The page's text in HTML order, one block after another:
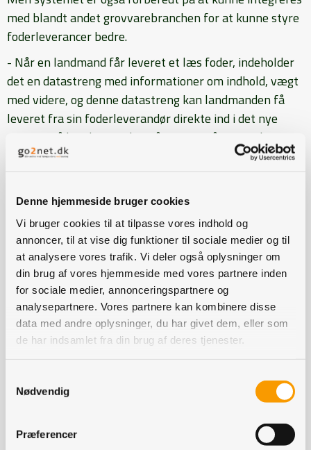
Denne hjemmeside bruger cookies
Vi bruger cookies til at tilpasse vores indhold og
annoncer, til at vise dig funktioner til sociale medier og til
at analysere vores trafik. Vi deler også oplysninger om
din brug af vores hjemmeside med vores partnere inden
for sociale medier, annonceringspartnere og
analysepartnere. Vores partnere kan kombinere disse
data med andre oplysninger, du har givet dem, eller som
de har indsamlet fra din brug af deres tjenester.
Nødvendig
Præferencer
med blandt andet grovvarebranchen for at kunne styre
foderleverancer bedre.
- Når en landmand får leveret et læs foder, indeholder
det en datastreng med informationer om indhold, vægt
med videre, og denne datastreng kan landmanden få
leveret fra sin foderleverandør direkte ind i det nye
system, så han kan se den på sin app på smartphonen.
Dermed har landmanden alle data på foderlæsset, siger
Ivan Baadsgaard til Grovvarenyt.
Har landmanden samtidig et farm management
system, der også samarbejde med Grainit, vil
landmanden kunne følge forbruget af foder og dermed
også i god tid vil kunne bestille nyt foder inden siloen
tømmes.
Ivan Baadsgaard har allerede aftaler med nogle
grovvarevirksomheder om levering af data, men han
har aftalt, at navne holdes lidt tæt til kroppen indtil den
officielle lancering den 1. juli.
Han har gennem flere år samarbejdet med danske
grovvarevirksomheder om andre it-projekter, og derfor
- Vi gør det helt åbent for grovvarevirksomheder og